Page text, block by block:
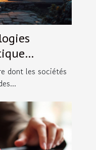
dont les sociétés